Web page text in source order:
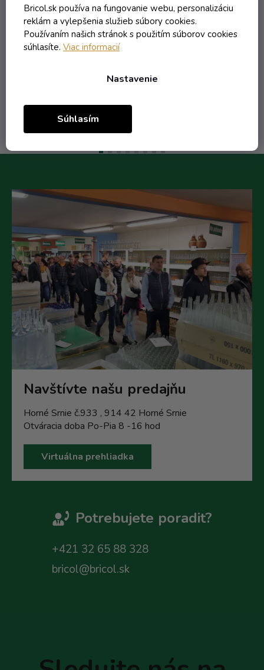
Bricol.sk používa na fungovanie webu, personalizáciu
reklám a vylepšenia služieb súbory cookies.
Používaním našich stránok s použitím súborov cookies
súhlasíte. Viac informacií
Nastavenie
Súhlasím
1,77 € vrátane DPH
1,44 €
Navštívte našu predajňu
Horné Srnie č.933 , 914 42 Horné Srnie
Otváracia doba Po-Pia 8 -16 hod
Virtuálna prehliadka
Potrebujete poradit?
+421 32 65 88 328
bricol@bricol.sk